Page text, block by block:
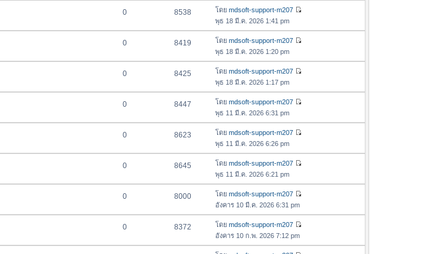
ล่
ล่
ว
ล่
0 8538 โดย mdsoft-support-m207
ข้
ว
ล่
พุธ 18 มี.ค. 2026 1:41 pm
0 8419 โดย mdsoft-support-m207
ข้
ว
ล่
พุธ 18 มี.ค. 2026 1:20 pm
0 8425 โดย mdsoft-support-m207
ข้
ว
ล่
พุธ 18 มี.ค. 2026 1:17 pm
0 8447 โดย mdsoft-support-m207
ข้
ว
ล่
พุธ 11 มี.ค. 2026 6:31 pm
0 8623 โดย mdsoft-support-m207
ข้
ว
ล่
พุธ 11 มี.ค. 2026 6:26 pm
0 8645 โดย mdsoft-support-m207
ข้
ว
ล่
พุธ 11 มี.ค. 2026 6:21 pm
0 8000 โดย mdsoft-support-m207
ข้
ว
อังคาร 10 มี.ค. 2026 6:31 pm
0 8372 โดย mdsoft-support-m207
ข้
อังคาร 10 ก.พ. 2026 7:12 pm